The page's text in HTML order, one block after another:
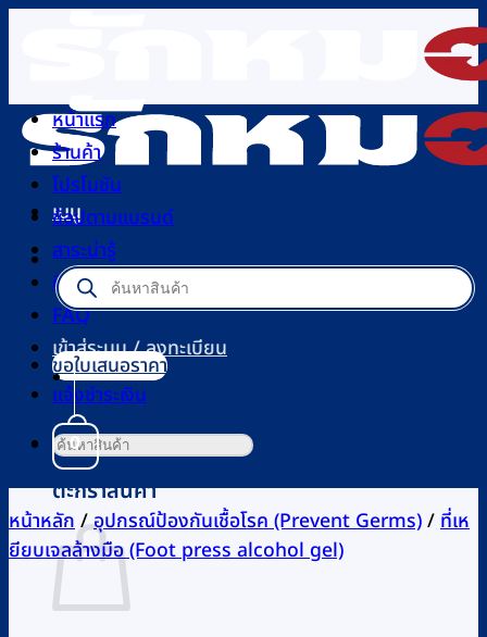
เนื้อหา
เมนู
Products
search
เข้าสู่ระบบ / ลงทะเบียน
0
ตะกร้าสินค้า
หน้าแรก
ร้านค้า
โปรโมชัน
ช้อปตามแบรนด์
สาระน่ารู้
ติดต่อเรา
FAQ
ขอใบเสนอราคา
แจ้งชำระเงิน
ค้นหา:
หน้าหลัก/อุปกรณ์ป้องกันเชื้อโรค (Prevent Germs)/ที่เห
ยียบเจลล้างมือ (Foot press alcohol gel)